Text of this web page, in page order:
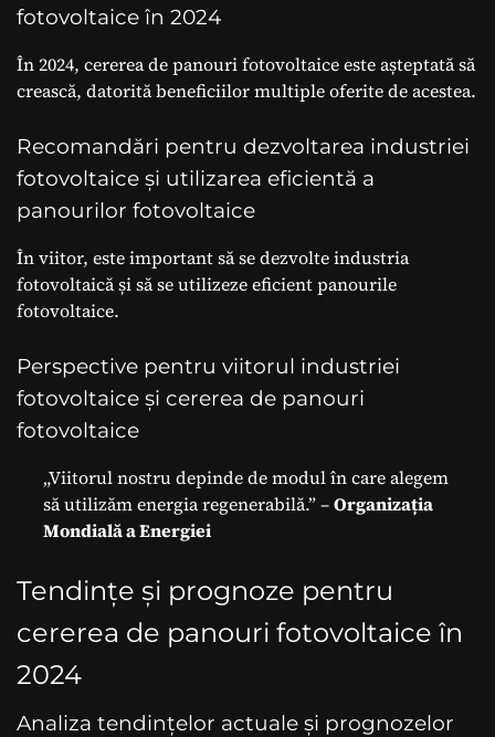
fotovoltaice în 2024
În 2024, cererea de panouri fotovoltaice este așteptată să
crească, datorită beneficiilor multiple oferite de acestea.
Recomandări pentru dezvoltarea industriei
fotovoltaice și utilizarea eficientă a
panourilor fotovoltaice
În viitor, este important să se dezvolte industria
fotovoltaică și să se utilizeze eficient panourile
fotovoltaice.
Perspective pentru viitorul industriei
fotovoltaice și cererea de panouri
fotovoltaice
„Viitorul nostru depinde de modul în care alegem
să utilizăm energia regenerabilă.” –Organizația
Mondială a Energiei
Tendințe și prognoze pentru
cererea de panouri fotovoltaice în
2024
Analiza tendințelor actuale și prognozelor